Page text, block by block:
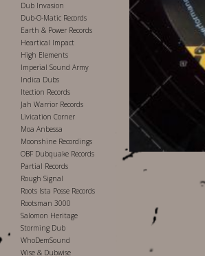
Dub Invasion
Dub-O-Matic Records
Earth & Power Records
Heartical Impact
High Elements
Imperial Sound Army
Indica Dubs
Itection Records
Jah Warrior Records
Livication Corner
Moa Anbessa
Moonshine Recordings
OBF Dubquake Records
Partial Records
Rough Signal
Roots Ista Posse Records
Rootsman 3000
Salomon Heritage
Storming Dub
WhoDemSound
Wise & Dubwise